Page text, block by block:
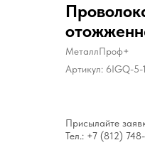
МеталлПроф+
Артикул: 6IGQ-5-1
Присылайте
Тел.: +7 (812)